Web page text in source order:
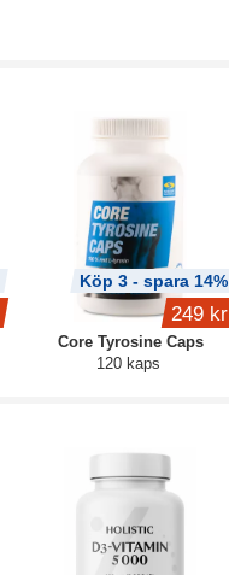
Core Tyrosine Caps
120 kaps
Köp 3 - spara 14%
249 kr